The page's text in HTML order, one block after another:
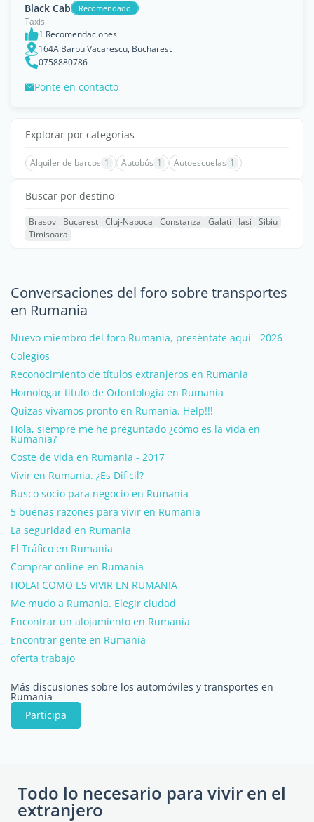
Black Cab Recomendado
Taxis
1 Recomendaciones
164A Barbu Vacarescu, Bucharest
0758880786
Ponte en contacto
Explorar por categorías
Alquiler de barcos 1 Autobús 1 Autoescuelas 1
Buscar por destino
Brasov Bucarest Cluj-Napoca Constanza Galati Iasi
Sibiu
Timisoara
Conversaciones del foro sobre transportes
en Rumania
Nuevo miembro del foro Rumania, preséntate aquí - 2026
Colegios
Reconocimiento de títulos extranjeros en Rumania
Homologar título de Odontología en Rumanía
Quizas vivamos pronto en Rumanía. Help!!!
Hola, siempre me he preguntado ¿cómo es la vida en
Rumania?
Coste de vida en Rumania - 2017
Vivir en Rumania. ¿Es Dificil?
Busco socio para negocio en Rumanía
5 buenas razones para vivir en Rumania
La seguridad en Rumania
El Tráfico en Rumania
Comprar online en Rumania
HOLA! COMO ES VIVIR EN RUMANIA
Me mudo a Rumania. Elegir ciudad
Encontrar un alojamiento en Rumania
Encontrar gente en Rumania
oferta trabajo
Más discusiones sobre los automóviles y transportes en
Rumania
Participa
Todo lo necesario para vivir en el
extranjero